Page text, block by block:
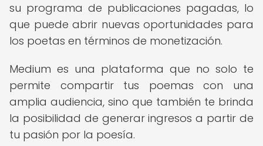
su programa de publicaciones pagadas, lo
que puede abrir nuevas oportunidades para
los poetas en términos de monetización.
Medium es una plataforma que no solo te
permite compartir tus poemas con una
amplia audiencia, sino que también te brinda
la posibilidad de generar ingresos a partir de
tu pasión por la poesía.